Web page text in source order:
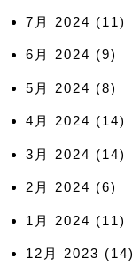
7月 2024 (11)
6月 2024 (9)
5月 2024 (8)
4月 2024 (14)
3月 2024 (14)
2月 2024 (6)
1月 2024 (11)
12月 2023 (14)